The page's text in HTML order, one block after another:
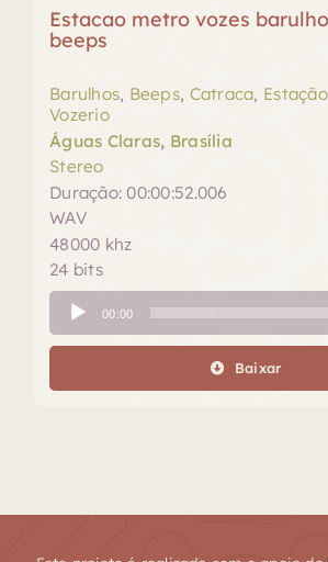
Estacao metro vozes
beeps
Barulhos, Beeps, Catraca,
Vozerio
Águas Claras, Brasília
Stereo
Duração: 00:00:52.006
WAV
48000 khz
24 bits
Tocador
de
áudio
00:00
Baixar